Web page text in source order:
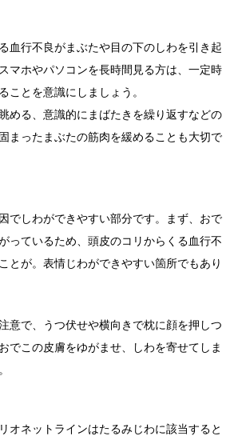
血行不良がまぶたや目の下のしわを引き起
マホやパソコンを長時間見る方は、一定時
ことを意識にしましょう。
める、意識的にまばたきを繰り返すなどの
まったまぶたの筋肉を緩めることも大切で
でしわができやすい部分です。まず、おで
っているため、頭皮のコリからくる血行不
とが。表情じわができやすい箇所でもあり
意で、うつ伏せや横向きで枕に顔を押しつ
でこの皮膚をゆがませ、しわを寄せてしま
オネットラインはたるみじわに該当すると